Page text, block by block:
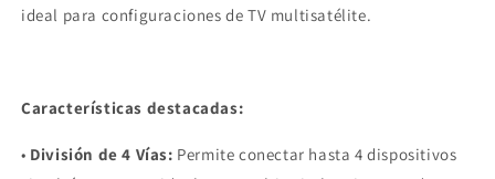
ideal para configuraciones de TV multisatélite.
Características destacadas:
• División de 4 Vías: Permite conectar hasta 4 dispositivos